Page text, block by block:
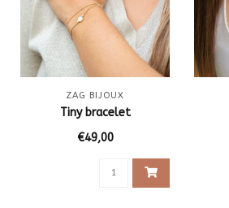
ZAG BIJOUX
Tiny bracelet
€49,00